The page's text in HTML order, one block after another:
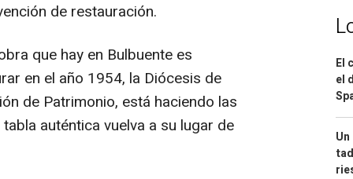
de restauración.
que hay en Bulbuente es
en el año 1954, la Diócesis de
de Patrimonio, está haciendo las
auténtica vuelva a su lugar de
El
el